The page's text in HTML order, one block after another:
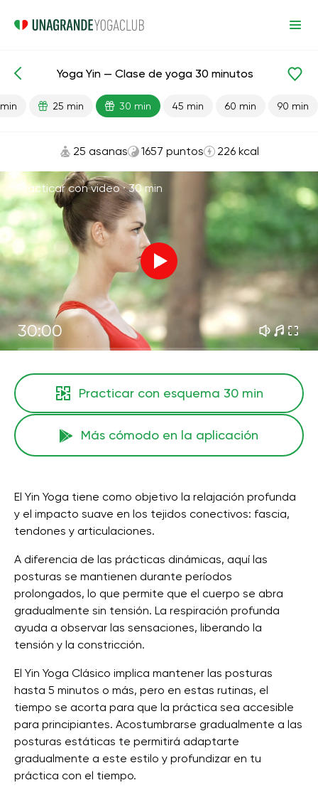
Lecciones preparadas Relajación
Yoga Yin — Clase de yoga 30 minutos
25 min 30 min 45 min 60 min 90 min
25 asanas 1657 puntos 226 kcal
Practicar con video ·30 min
30:00
Practicar con esquema 30 min
Más cómodo en la aplicación
El Yin Yoga tiene como objetivo la relajación profunda
y el impacto suave en los tejidos conectivos: fascia,
tendones y articulaciones.
A diferencia de las prácticas dinámicas, aquí las
posturas se mantienen durante períodos
prolongados, lo que permite que el cuerpo se abra
gradualmente sin tensión. La respiración profunda
ayuda a observar las sensaciones, liberando la
tensión y la constricción.
El Yin Yoga Clásico implica mantener las posturas
hasta 5 minutos o más, pero en estas rutinas, el
tiempo se acorta para que la práctica sea accesible
para principiantes. Acostumbrarse gradualmente a las
posturas estáticas te permitirá adaptarte
gradualmente a este estilo y profundizar en tu
práctica con el tiempo.